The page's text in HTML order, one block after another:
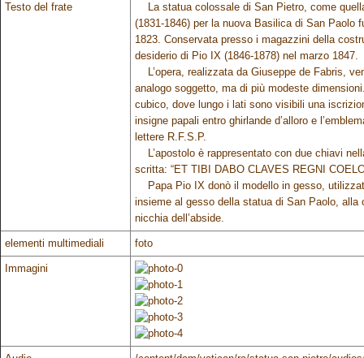
Testo del frate
La statua colossale di San Pietro, come
(1831-1846) per la nuova Basilica di San
1823. Conservata presso i magazzini della
desiderio di Pio IX (1846-1878) nel marzo 1847.
L’opera, realizzata da Giuseppe de Fabris,
analogo soggetto, ma di più modeste
cubico, dove lungo i lati sono visibili una
insigne papali entro ghirlande d’alloro e
lettere R.F.S.P.
L’apostolo è rappresentato con due chiavi
scritta: “ET TIBI DABO CLAVES REGNI
Papa Pio IX donò il modello in gesso,
insieme al gesso della statua di San Paolo,
nicchia dell’abside.
elementi multimediali foto
Immagini